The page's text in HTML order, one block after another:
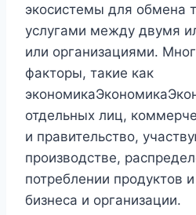
экосистемы для обмена
услугами между двумя
или организациями.
факторы, такие как
отдельных лиц,
и правительство,
производстве,
потреблении продуктов
бизнеса и организации.